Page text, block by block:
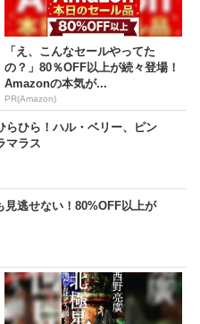
「え、こんなセールやってた
の？」80％OFF以上が続々登場！
Amazonの本気が...
PR(Amazon)
らひら！ハル・ベリー、ピン
マラス
逃せない！80%OFF以上が